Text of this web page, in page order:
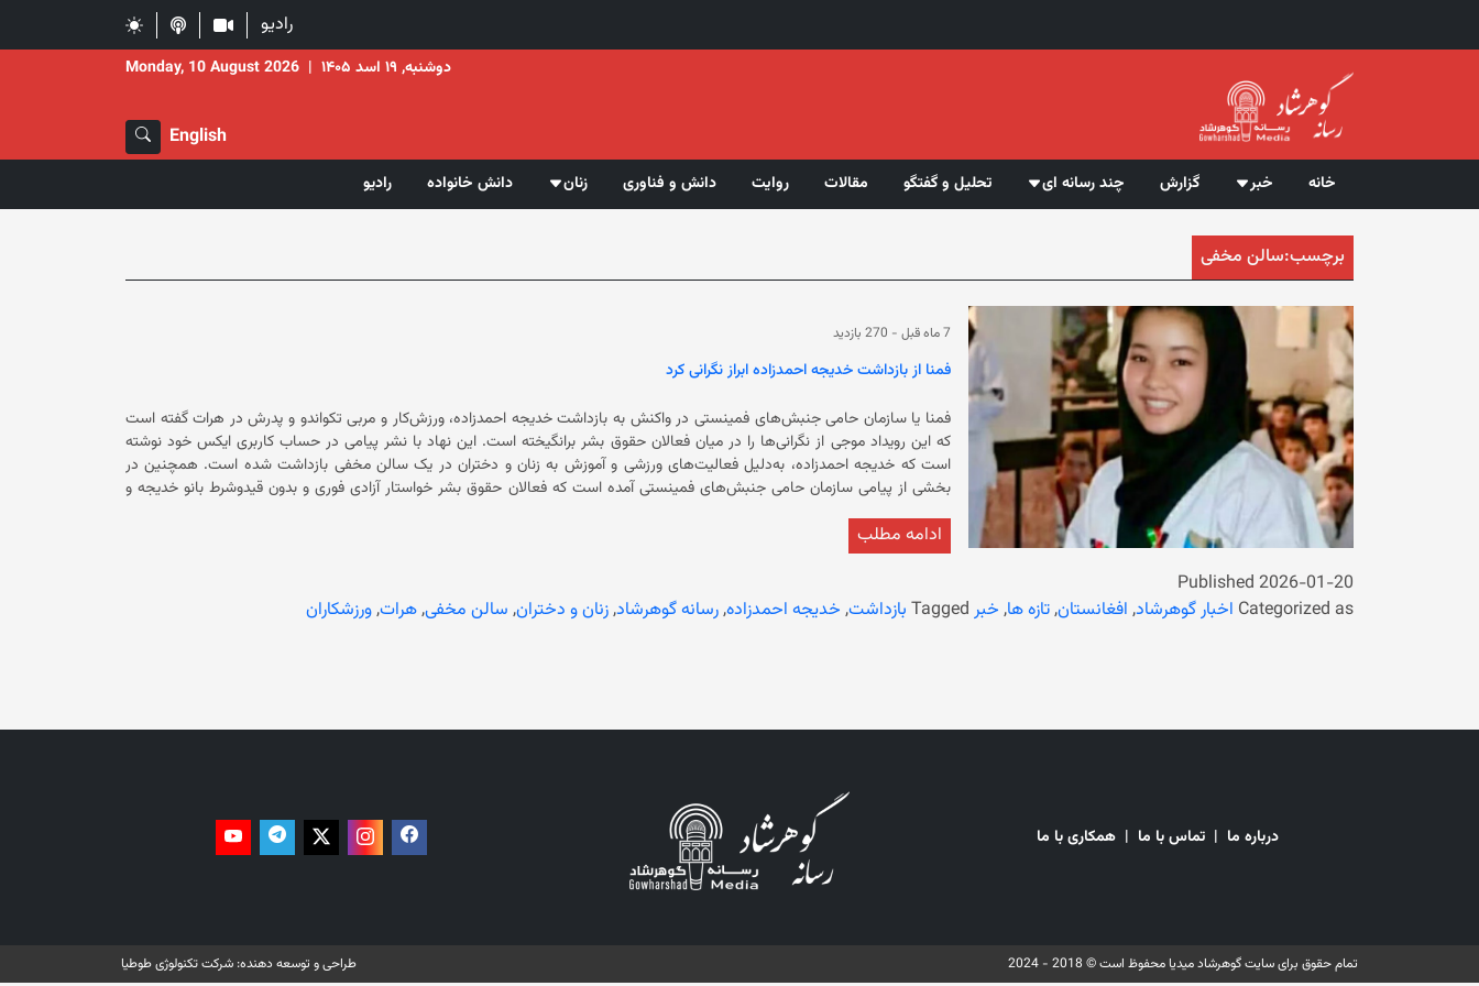
رادیو
دوشنبه, ۱۹ اسد ۱۴۰۵ |
Monday, 10 August 2026
English
خانه خبر گزارش چند رسانه ای تحلیل و گفتگو مقالات روایت دانش و فناوری زنان دانش خانواده رادیو
برچسب:سالن مخفی
7 ماه قبل - 270 بازدید
فمنا از بازداشت خدیجه احمدزاده ابراز نگرانی کرد
فمنا یا سازمان حامی جنبش‌های فمینستی در واکنش به بازداشت خدیجه احمدزاده، ورزش‌کار و مربی تکواندو و پدرش در هرات گفته است
که این رویداد موجی از نگرانی‌ها را در میان فعالان حقوق بشر برانگیخته است. این نهاد با نشر پیامی در حساب کاربری ایکس خود نوشته
است که خدیجه احمدزاده، به‌دلیل فعالیت‌های ورزشی و آموزش به زنان و دختران در یک سالن مخفی بازداشت شده است. همچنین در
بخشی از پیامی سازمان حامی جنبش‌های فمینستی آمده است که فعالان حقوق بشر خواستار آزادی فوری و بدون قید‌و‌شرط بانو خدیجه و
نهی‌ازمنکر حکومت فعلی هفته‌ی گذشته، خدیجه احمدزاده را از هرات بازداشت کرده‌اند. مقام‌های محلی تا اکنون بازداشت این ورزش‌کار را
دختران را از آموزش و ‏تحصیل محروم کرده است. همچنان در آخرین محدودیت خود، ‏دروازه‌های انستیتوت‌های طبی را به‌روی دختران و زنان
ادامه مطلب
Published 2026-01-20
Categorized as اخبار گوهرشاد, افغانستان,تازه ها, خبر Tagged بازداشت, خدیجه احمدزاده,رسانه گوهرشاد,زنان و دختران, سالن مخفی,هرات,ورزشکاران
درباره ما | تماس با ما | همکاری با ما
تمام حقوق برای سایت گوهرشاد میدیا محفوظ است © 2018 - 2024 طراحی و توسعه دهنده: شرکت تکنولوژی طوطیا